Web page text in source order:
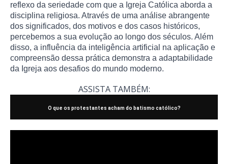
reflexo da seriedade com que a Igreja Católica aborda a
disciplina religiosa. Através de uma análise abrangente
dos significados, dos motivos e dos casos históricos,
percebemos a sua evolução ao longo dos séculos. Além
disso, a influência da inteligência artificial na aplicação e
compreensão dessa prática demonstra a adaptabilidade
da Igreja aos desafios do mundo moderno.
ASSISTA TAMBÉM:
O que os protestantes acham do batismo católico?